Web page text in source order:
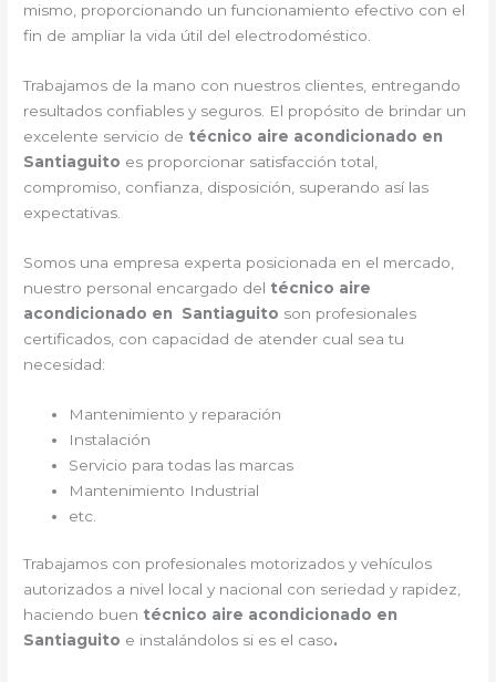
mismo, proporcionando un funcionamiento efectivo con el
fin de ampliar la vida útil del electrodoméstico.
Trabajamos de la mano con nuestros clientes, entregando
resultados confiables y seguros. El propósito de brindar un
excelente servicio de técnico aire acondicionado en
Santiaguito es proporcionar satisfacción total,
compromiso, confianza, disposición, superando así las
expectativas.
Somos una empresa experta posicionada en el mercado,
nuestro personal encargado del técnico aire
acondicionado en Santiaguito son profesionales
certificados, con capacidad de atender cual sea tu
necesidad:
Mantenimiento y reparación
Instalación
Servicio para todas las marcas
Mantenimiento Industrial
etc.
Trabajamos con profesionales motorizados y vehículos
autorizados a nivel local y nacional con seriedad y rapidez,
haciendo buen técnico aire acondicionado en
Santiaguito e instalándolos si es el caso.